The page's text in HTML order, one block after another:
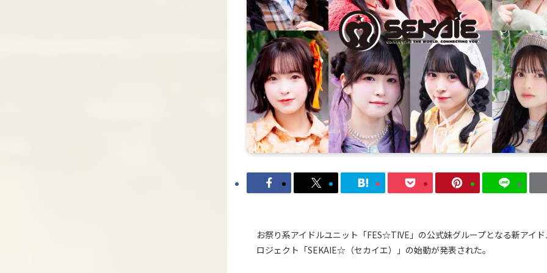
お祭り系アイドルユニット「FES☆TIVE」の公式妹グループとなる新アイ
ロジェクト「SEKAIE☆（セカイエ）」の始動が発表された。